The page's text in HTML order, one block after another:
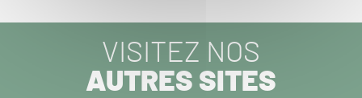
VISITEZ NOS
AUTRES SITES